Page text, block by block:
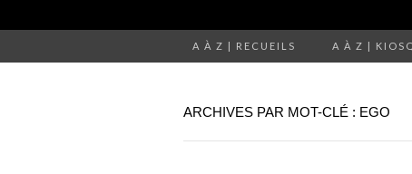
A À Z | RECUEILS A À Z |
ARCHIVES PAR MOT-CLÉ : EGO